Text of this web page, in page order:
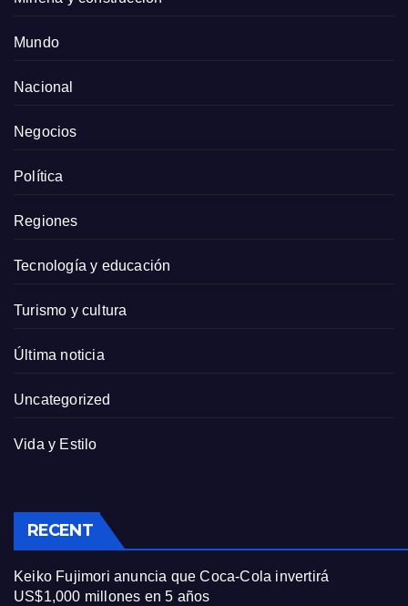
Mundo
Nacional
Negocios
Política
Regiones
Tecnología y educación
Turismo y cultura
Última noticia
Uncategorized
Vida y Estilo
RECENT
Keiko Fujimori anuncia que Coca-Cola invertirá
US$1,000 millones en 5 años